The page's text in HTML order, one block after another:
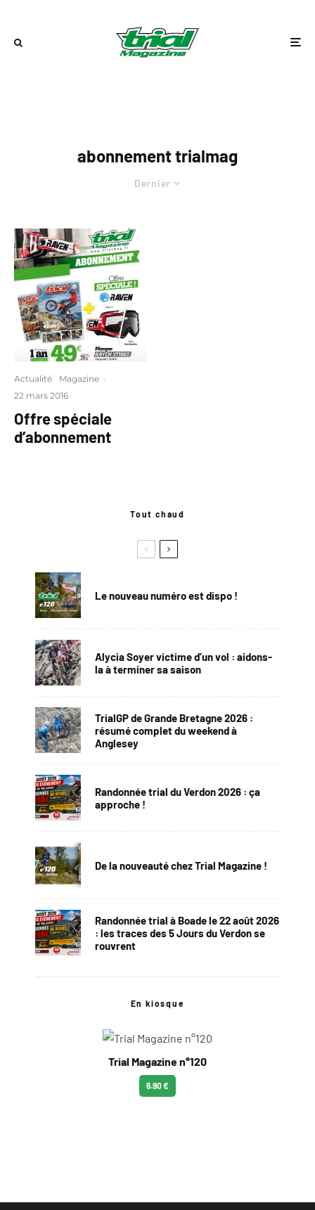
abonnement trialmag
Dernier
Actualité Magazine ·
22 mars 2016
Offre spéciale
d’abonnement
Tout chaud
Le nouveau numéro est dispo !
Alycia Soyer victime d’un vol : aidons-
la à terminer sa saison
TrialGP de Grande Bretagne 2026 :
résumé complet du weekend à
Anglesey
Randonnée trial du Verdon 2026 : ça
approche !
De la nouveauté chez Trial Magazine !
Randonnée trial à Boade le 22 août 2026
: les traces des 5 Jours du Verdon se
rouvrent
En kiosque
Trial Magazine n°120
6.90 €